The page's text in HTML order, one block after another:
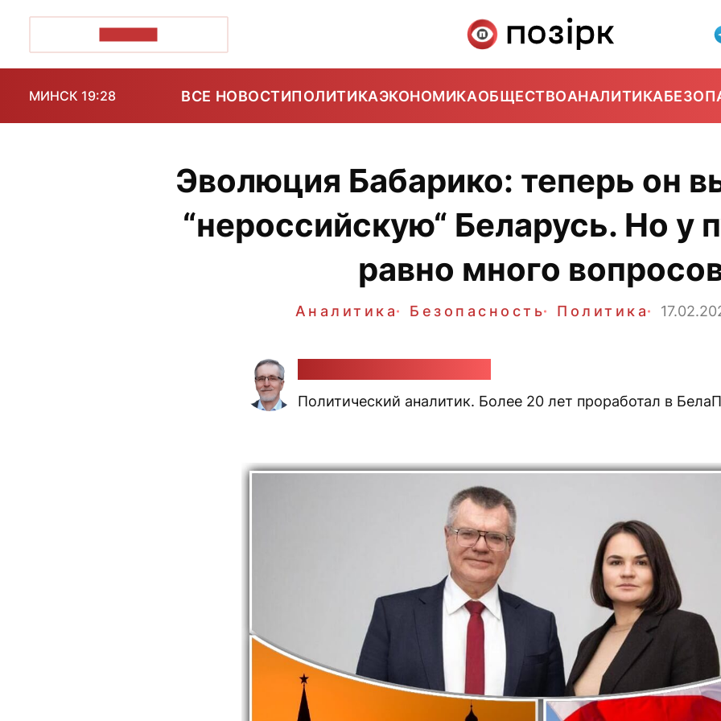
МИНСК 19:28 ВСЕ НОВОСТИПОЛИТИКАЭКОНОМИКАОБЩЕСТВОАНАЛИТИКА
Эволюция Бабарико: теперь он
“нероссийскую“ Беларусь. Но у
равно много
Аналитика Безопасность Политика
Политический аналитик. Более 20 лет проработал в